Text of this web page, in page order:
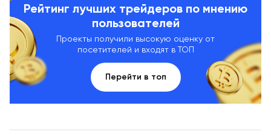
Рейтинг лучших трейдеров по мнению
пользователей
Проекты получили высокую оценку от
посетителей и входят в ТОП
Перейти в топ